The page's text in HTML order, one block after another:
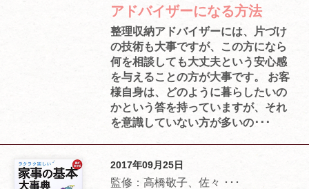
アドバイザーになる方法
整理収納アドバイザーには、片づけ
の技術も大事ですが、この方になら
何を相談しても大丈夫という安心感
を与えることの方が大事です。 お客
様自身は、どのように暮らしたいの
かという答を持っていますが、それ
を意識していない方が多いの･･･
2017年09月25日
監修：高橋敬子、佐々 ･･･